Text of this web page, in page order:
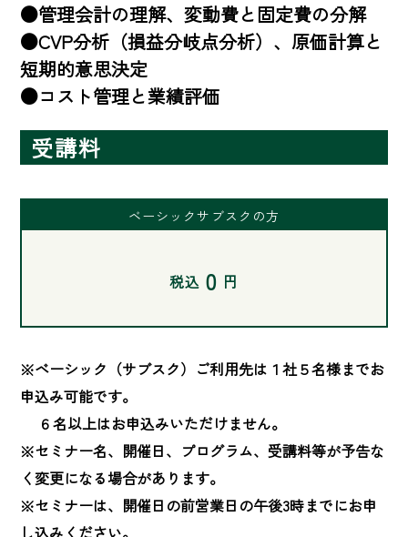
●管理会計の理解、変動費と固定費の分解
●CVP分析（損益分岐点分析）、原価計算と
短期的意思決定
●コスト管理と業績評価
受講料
ベーシックサブスクの方
税込 0 円
※ベーシック（サブスク）ご利用先は１社５名様までお
申込み可能です。
６名以上はお申込みいただけません。
※セミナー名、開催日、プログラム、受講料等が予告な
く変更になる場合があります。
※セミナーは、開催日の前営業日の午後3時までにお申
し込みください。